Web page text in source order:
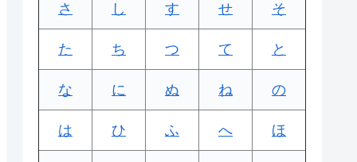
さ し す せ そ
た ち つ て と
な に ぬ ね の
は ひ ふ へ ほ